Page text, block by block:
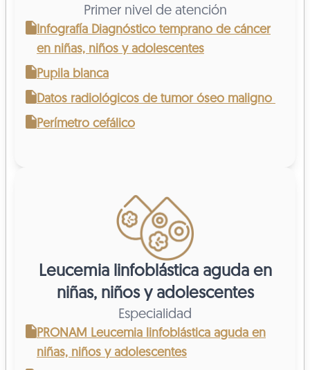
Primer nivel de atención
Infografía Diagnóstico temprano de cáncer
en niñas, niños y adolescentes
Pupila blanca
Datos radiológicos de tumor óseo maligno
Perímetro cefálico
Leucemia linfoblástica aguda en
niñas, niños y adolescentes
Especialidad
PRONAM Leucemia linfoblástica aguda en
niñas, niños y adolescentes